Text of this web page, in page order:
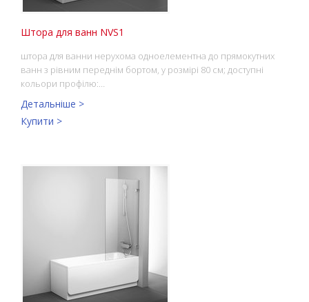
Штора для ванн NVS1
штора для ванни нерухома одноелементна до прямокутних
ванн з рівним переднім бортом, у розмірі 80 см; доступні
кольори профілю:…
Детальніше >
Купити >